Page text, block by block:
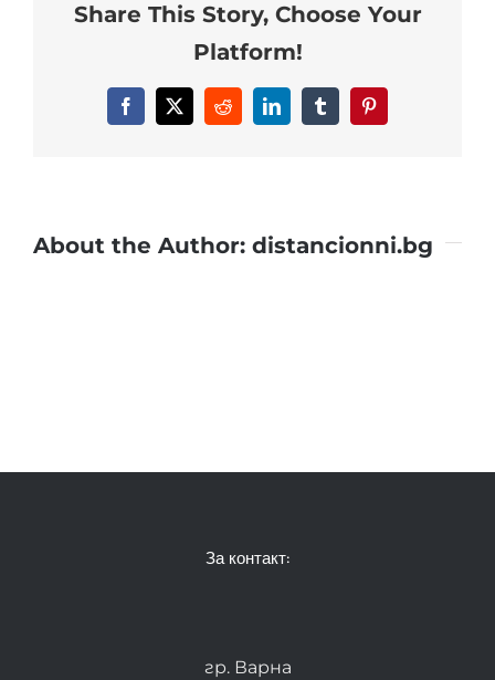
Share This Story, Choose Your
Platform!
Facebook
X RedditLinkedInTumblrPinterest
About the Author: distancionni.bg
За контакт:
гр. Варна